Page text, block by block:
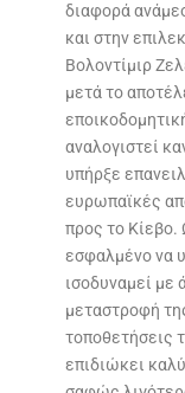
διαφορά
και στην
Βολοντίμιρ
μετά το
αναλογιστεί
υπήρξε
ευρωπαϊκές
προς το Κίεβο.
εσφαλμένο να
ισοδυναμεί με
μεταστροφή
τοποθετήσεις
επιδιώκει